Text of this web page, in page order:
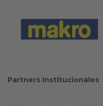
Partners Institucionales